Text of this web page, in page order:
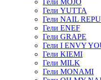
Гели MOJO
Гели YUTTA
Гели NAIL
Гели ENEF
Гели GRAPE
Гели I ENVY
Гели KIEMI
Гели MILK
Гели MONAMI